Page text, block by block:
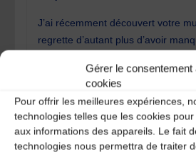
Gérer le consentement
cookies
Pour offrir les meilleures expériences,
technologies telles que les cookies
aux informations des appareils. Le fait
technologies nous permettra de traiter
J’ai récemment découvert votre
regrette d’autant plus d’avoir
scène francophone en France et
compter parmi les artistes que je
que j’aie déjà trouvé beaucoup
vous et votre travail sur Internet, il
encore quelques détails